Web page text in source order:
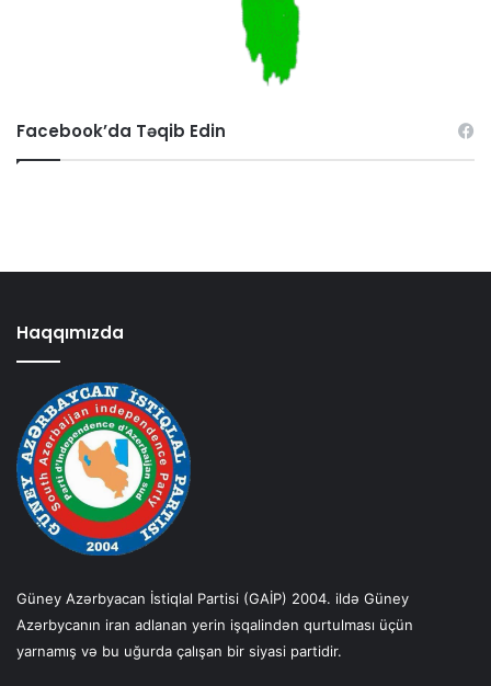
Facebook’da Təqib Edin
Haqqımızda
Güney Azərbyacan İstiqlal Partisi (GAİP) 2004. ildə Güney
Azərbycanın iran adlanan yerin işqalindən qurtulması üçün
yarnamış və bu uğurda çalışan bir siyasi partidir.